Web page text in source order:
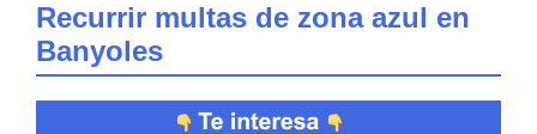
Recurrir multas de zona azul en
Banyoles